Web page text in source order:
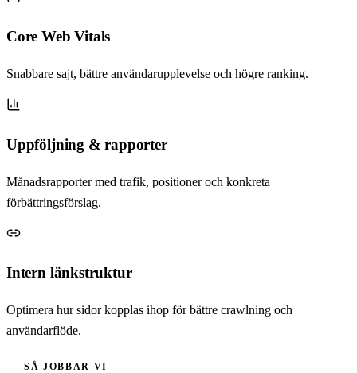
Core Web Vitals
Snabbare sajt, bättre användarupplevelse och högre ranking.
Uppföljning & rapporter
Månadsrapporter med trafik, positioner och konkreta
förbättringsförslag.
Intern länkstruktur
Optimera hur sidor kopplas ihop för bättre crawlning och
användarflöde.
SÅ JOBBAR VI